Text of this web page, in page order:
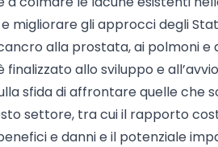
migliorare gli approcci degli
alla prostata, ai polmoni e
finalizzato allo sviluppo e
sfida di affrontare quelle che
settore, tra cui il rapporto
e danni e il potenziale